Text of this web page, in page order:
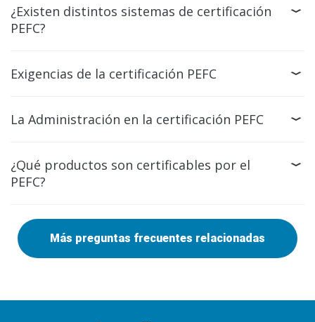
¿Existen distintos sistemas de certificación
PEFC?
Exigencias de la certificación PEFC
La Administración en la certificación PEFC
¿Qué productos son certificables por el
PEFC?
Más preguntas frecuentes relacionadas